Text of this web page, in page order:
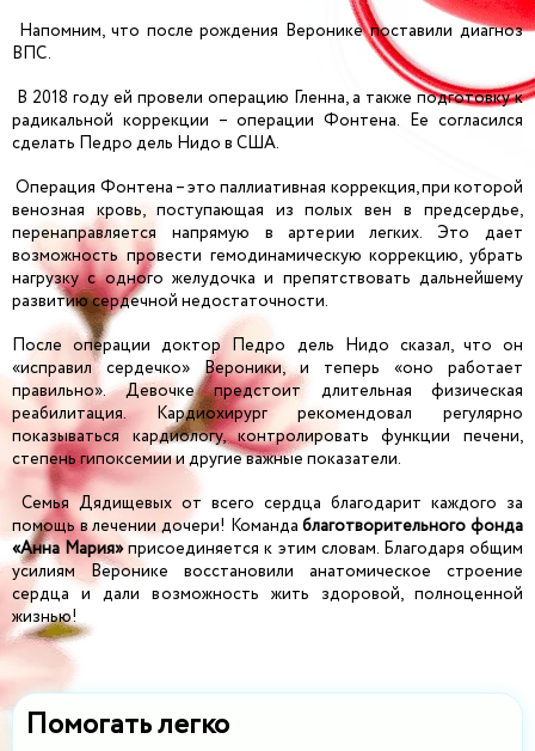
Помогать легко
Напомним, что после рождения Веронике поставили диагноз
ВПС.
В 2018 году ей провели операцию Гленна, а также подготовку к
радикальной коррекции – операции Фонтена. Ее согласился
сделать Педро дель Нидо в США.
Операция Фонтена – это паллиативная коррекция, при которой
венозная кровь, поступающая из полых вен в предсердье,
перенаправляется напрямую в артерии легких. Это дает
возможность провести гемодинамическую коррекцию, убрать
нагрузку с одного желудочка и препятствовать дальнейшему
развитию сердечной недостаточности.
После операции доктор Педро дель Нидо сказал, что он
«исправил сердечко» Вероники, и теперь «оно работает
правильно». Девочке предстоит длительная физическая
реабилитация. Кардиохирург рекомендовал регулярно
показываться кардиологу, контролировать функции печени,
степень гипоксемии и другие важные показатели.
Семья Дядищевых от всего сердца благодарит каждого за
помощь в лечении дочери! Командаблаготворительного фонда
«Анна Мария»присоединяется к этим словам. Благодаря общим
усилиям Веронике восстановили анатомическое строение
сердца и дали возможность жить здоровой, полноценной
жизнью!